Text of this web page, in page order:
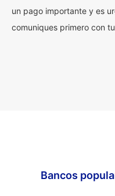
un pago importante y es
comuniques primero con
Bancos